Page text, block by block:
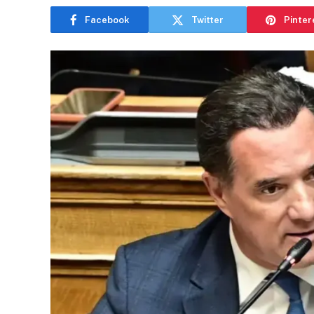
Facebook Twitter